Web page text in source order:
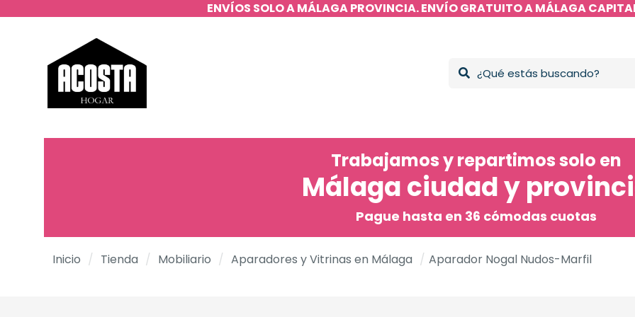
ENVÍOS SOLO A MÁLAGA PROVINCIA. ENVÍO GRATUITO A MÁLAGA
Trabajamos y repartimos solo en
Málaga ciudad y
Pague hasta en 36 cómodas cuotas
Inicio / Tienda / Mobiliario / Aparadores y Vitrinas en Málaga / Aparador Nogal Nudos-Marfil